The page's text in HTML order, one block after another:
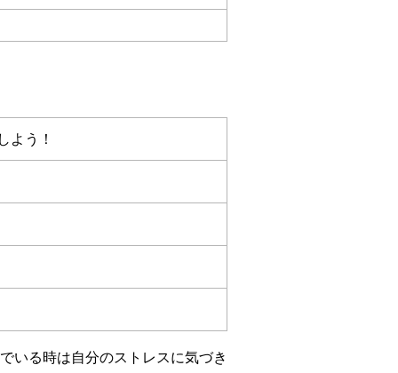
よう！
いる時は自分のストレスに気づき